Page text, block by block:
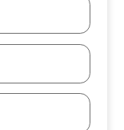
Вы